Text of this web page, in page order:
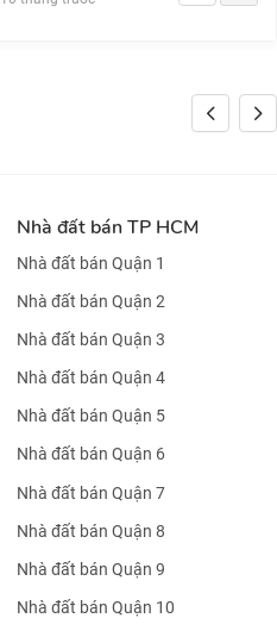
Nhà đất bán TP HCM
Nhà đất bán Quận 1
Nhà đất bán Quận 2
Nhà đất bán Quận 3
Nhà đất bán Quận 4
Nhà đất bán Quận 5
Nhà đất bán Quận 6
Nhà đất bán Quận 7
Nhà đất bán Quận 8
Nhà đất bán Quận 9
Nhà đất bán Quận 10